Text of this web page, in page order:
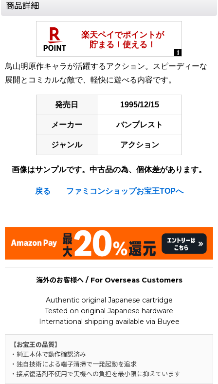
商品詳細
鳥山明原作キャラが活躍するアクション。スピーディーな
展開とコミカルな敵で、軽快に遊べる内容です。
発売日 1995/12/15
メーカー バンプレスト
ジャンル アクション
画像はサンプルです。中古品の為、個体差があります。
戻る ファミコンショップお宝王TOPへ
海外のお客様へ / For Overseas Customers
Authentic original Japanese cartridge
Tested on original Japanese hardware
International shipping available via Buyee
【お宝王の品質】
・純正本体で動作確認済み
・独自技術による端子清掃で一発起動を追求
・接点復活剤不使用で実機への負担を最小限に抑えています